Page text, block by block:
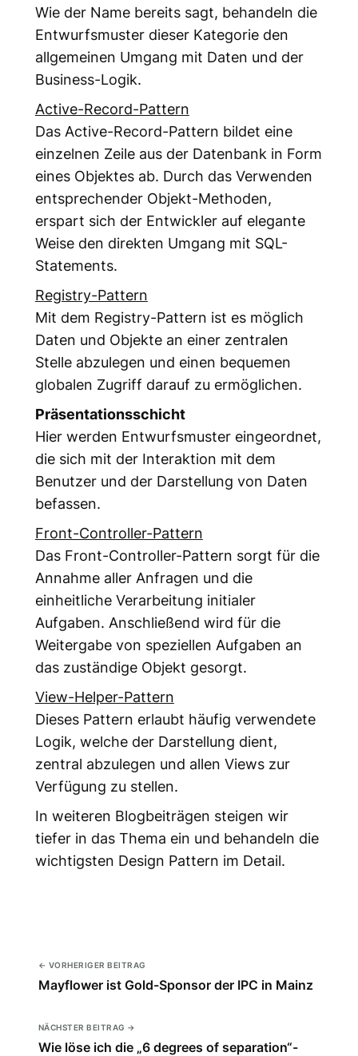
Wie der Name bereits sagt, behandeln die
Entwurfsmuster dieser Kategorie den
allgemeinen Umgang mit Daten und der
Business-Logik.
Active-Record-Pattern
Das Active-Record-Pattern bildet eine
einzelnen Zeile aus der Datenbank in Form
eines Objektes ab. Durch das Verwenden
entsprechender Objekt-Methoden,
erspart sich der Entwickler auf elegante
Weise den direkten Umgang mit SQL-
Statements.
Registry-Pattern
Mit dem Registry-Pattern ist es möglich
Daten und Objekte an einer zentralen
Stelle abzulegen und einen bequemen
globalen Zugriff darauf zu ermöglichen.
Präsentationsschicht
Hier werden Entwurfsmuster eingeordnet,
die sich mit der Interaktion mit dem
Benutzer und der Darstellung von Daten
befassen.
Front-Controller-Pattern
Das Front-Controller-Pattern sorgt für die
Annahme aller Anfragen und die
einheitliche Verarbeitung initialer
Aufgaben. Anschließend wird für die
Weitergabe von speziellen Aufgaben an
das zuständige Objekt gesorgt.
View-Helper-Pattern
Dieses Pattern erlaubt häufig verwendete
Logik, welche der Darstellung dient,
zentral abzulegen und allen Views zur
Verfügung zu stellen.
In weiteren Blogbeiträgen steigen wir
tiefer in das Thema ein und behandeln die
wichtigsten Design Pattern im Detail.
← VORHERIGER BEITRAG
Mayflower ist Gold-Sponsor der IPC in Mainz
NÄCHSTER BEITRAG →
Wie löse ich die „6 degrees of separation“-